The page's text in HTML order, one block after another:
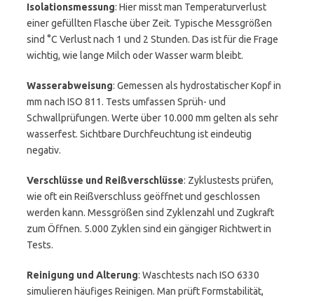
Isolationsmessung: Hier misst man Temperaturverlust
einer gefüllten Flasche über Zeit. Typische Messgrößen
sind °C Verlust nach 1 und 2 Stunden. Das ist für die Frage
wichtig, wie lange Milch oder Wasser warm bleibt.
Wasserabweisung: Gemessen als hydrostatischer Kopf in
mm nach ISO 811. Tests umfassen Sprüh- und
Schwallprüfungen. Werte über 10.000 mm gelten als sehr
wasserfest. Sichtbare Durchfeuchtung ist eindeutig
negativ.
Verschlüsse und Reißverschlüsse: Zyklustests prüfen,
wie oft ein Reißverschluss geöffnet und geschlossen
werden kann. Messgrößen sind Zyklenzahl und Zugkraft
zum Öffnen. 5.000 Zyklen sind ein gängiger Richtwert in
Tests.
Reinigung und Alterung: Waschtests nach ISO 6330
simulieren häufiges Reinigen. Man prüft Formstabilität,